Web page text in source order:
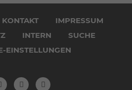
KONTAKT
IMPRESSUM
INTERN
SUCHE
EINSTELLUNGEN